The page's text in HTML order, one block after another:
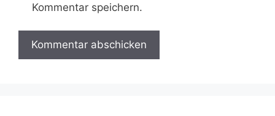
Kommentar speichern.